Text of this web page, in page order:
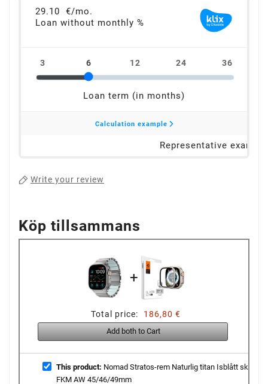
Write your review
Köp tillsammans
+
Total price: 186,80 €
Add both to Cart
This product: Nomad Stratos-rem Naturlig titan Isblått sken
FKM AW 45/46/49mm